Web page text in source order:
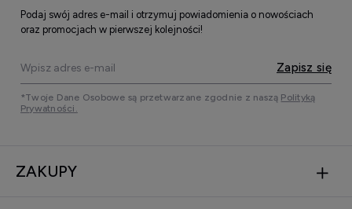
Podaj swój adres e-mail i otrzymuj powiadomienia o nowościach
oraz promocjach w pierwszej kolejności!
Zapisz się
*Twoje Dane Osobowe są przetwarzane zgodnie z naszą Polityką
Prywatności.
ZAKUPY